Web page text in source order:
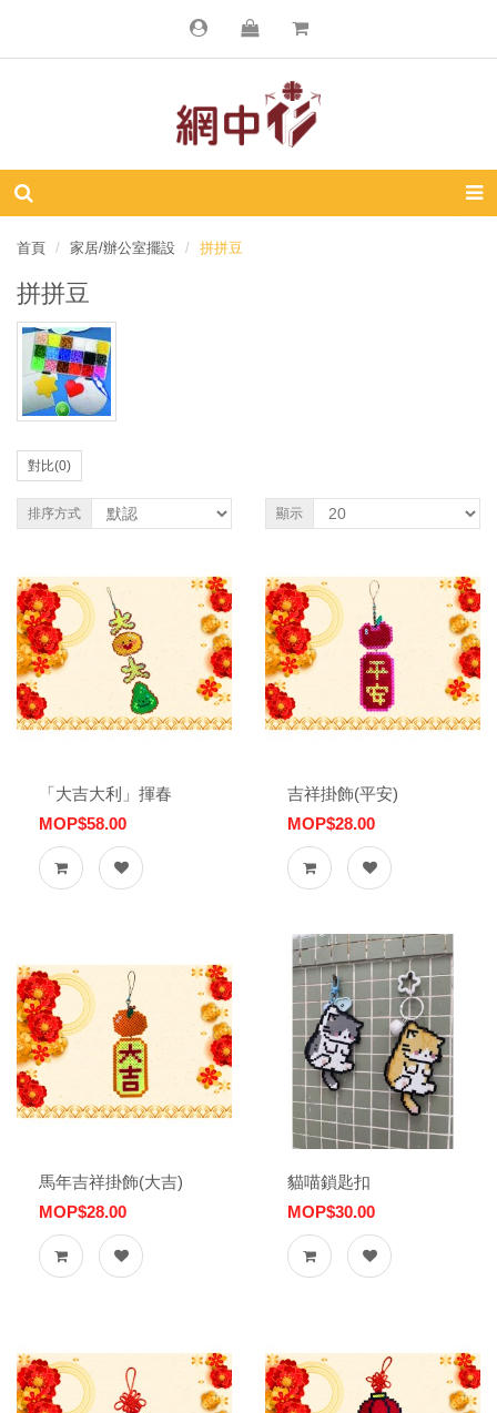
首頁 家居/辦公室擺設 拼拼豆
拼拼豆
對比(0)
排序方式 顯示
「大吉大利」揮春
MOP$58.00
吉祥掛飾(平安)
MOP$28.00
馬年吉祥掛飾(大吉)
MOP$28.00
貓喵鎖匙扣
MOP$30.00